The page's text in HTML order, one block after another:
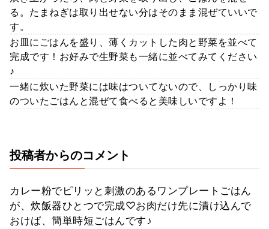
る。たまねぎは取り出せない分はそのまま混ぜていいで
す。
お皿にごはんを盛り、薄くカットした肉と野菜を並べて
完成です！お好みで生野菜も一緒に並べてみてください
♪
一緒に炊いた野菜には味はついてないので、しっかり味
のついたごはんと混ぜて食べると美味しいですよ！
投稿者からのコメント
カレー粉でピリッと刺激のあるワンプレートごはん
が、炊飯器ひとつで完成♡お肉だけ先に漬け込んで
おけば、簡単時短ごはんです♪